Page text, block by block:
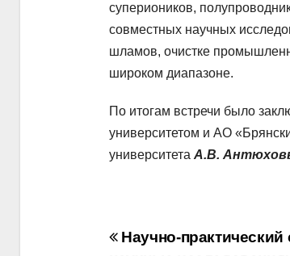
супериоников,
совместных научных
шламов, очистке
широком диапазоне.
По итогам встречи было
университетом и АО
университета А.В.
Навигация
Научно-